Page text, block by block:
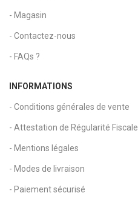
- Magasin
- Contactez-nous
- FAQs ?
INFORMATIONS
- Conditions générales de vente
- Attestation de Régularité Fiscale
- Mentions légales
- Modes de livraison
- Paiement sécurisé